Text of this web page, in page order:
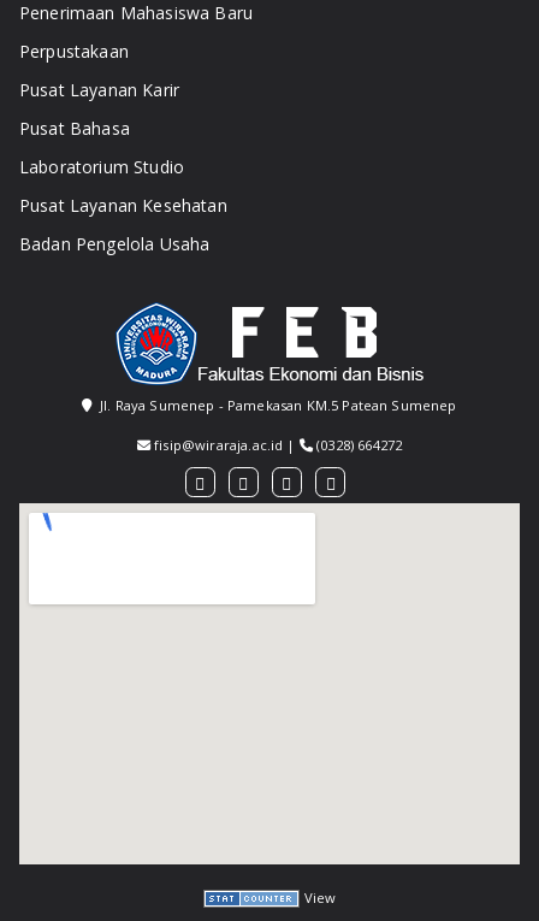
Penerimaan Mahasiswa Baru
Perpustakaan
Pusat Layanan Karir
Pusat Bahasa
Laboratorium Studio
Pusat Layanan Kesehatan
Badan Pengelola Usaha
Jl. Raya Sumenep - Pamekasan KM.5 Patean Sumenep
fisip@wiraraja.ac.id | (0328) 664272
View